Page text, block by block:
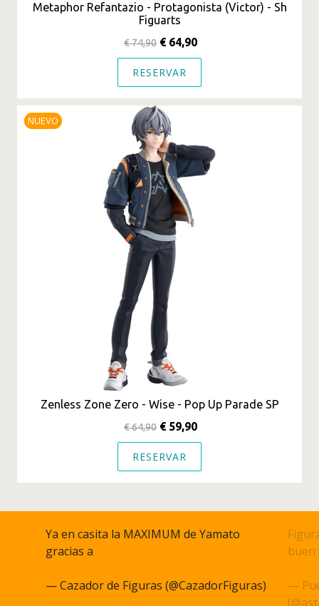
Metaphor Refantazio - Protagonista (Victor) - Sh
Figuarts
€ 74,90 € 64,90
RESERVAR
NUEVO
Zenless Zone Zero - Wise - Pop Up Parade SP
€ 64,90 € 59,90
RESERVAR
Ya en casita la MAXIMUM de Yamato
gracias a
— Cazador de Figuras (@CazadorFiguras)
—